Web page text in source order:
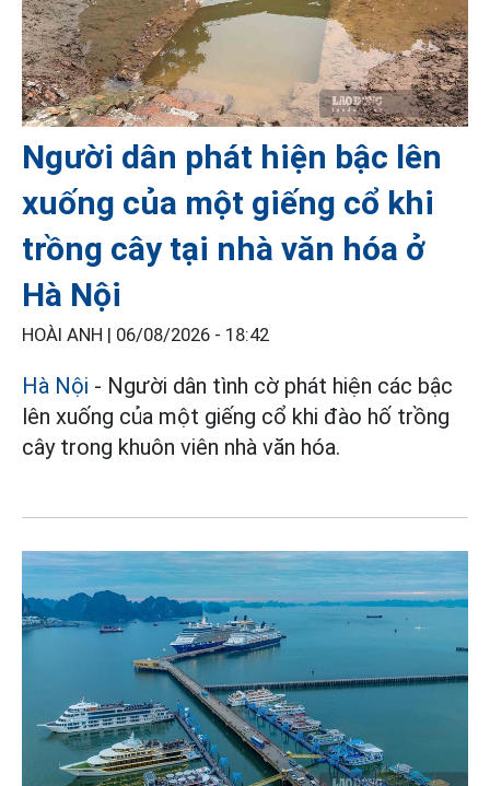
Người dân phát hiện bậc lên
xuống của một giếng cổ khi
trồng cây tại nhà văn hóa ở
Hà Nội
HOÀI ANH | 06/08/2026 - 18:42
Hà Nội - Người dân tình cờ phát hiện các bậc
lên xuống của một giếng cổ khi đào hố trồng
cây trong khuôn viên nhà văn hóa.